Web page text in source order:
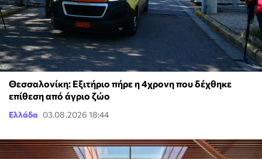
Θεσσαλονίκη: Εξιτήριο πήρε η 4χρονη που δέχθηκε
επίθεση από άγριο ζώο
Ελλάδα 03.08.2026 18:44